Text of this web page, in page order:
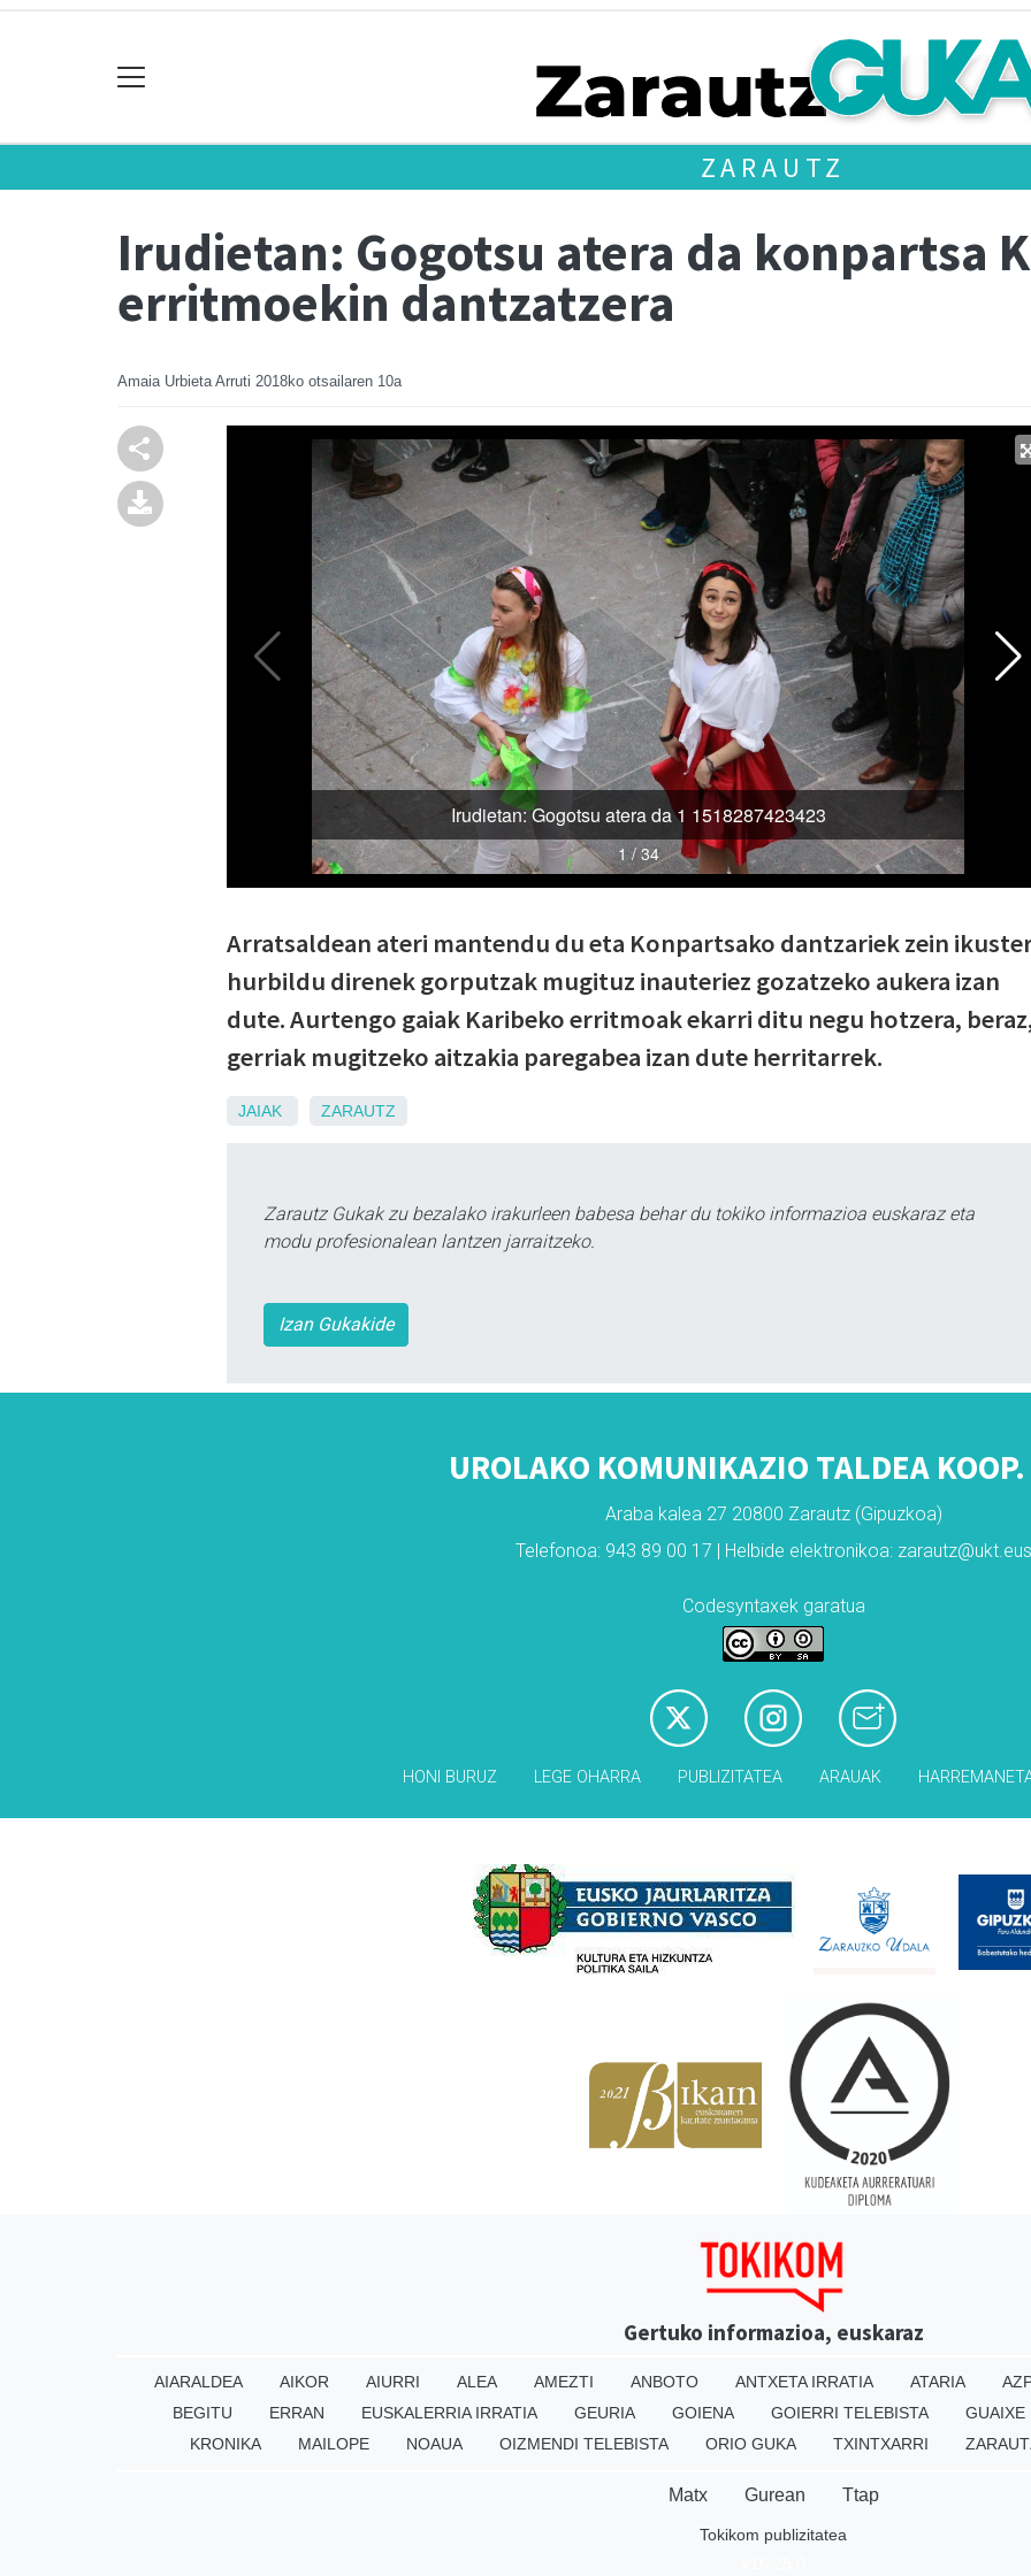
ZARAUTZ
Irudietan: Gogotsu atera da konpartsa
erritmoekin dantzatzera
Amaia Urbieta Arruti 2018ko otsailaren 10a
Arratsaldean ateri mantendu du eta Konpartsako dantzariek zein
hurbildu direnek gorputzak mugituz inauteriez gozatzeko aukera izan
dute. Aurtengo gaiak Karibeko erritmoak ekarri ditu negu hotzera,
gerriak mugitzeko aitzakia paregabea izan dute herritarrek.
JAIAK ZARAUTZ
Zarautz Gukak zu bezalako irakurleen babesa behar du tokiko informazioa euskaraz eta
modu profesionalean lantzen jarraitzeko.
Izan Gukakide
UROLAKO KOMUNIKAZIO TALDEA
Araba kalea 27 20800 Zarautz (Gipuzkoa)
Telefonoa: 943 89 00 17 | Helbide elektronikoa: zarautz@ukt.eus
Codesyntaxek garatua
HONI BURUZ LEGE OHARRA PUBLIZITATEA ARAUAK
Gertuko informazioa, euskaraz
AIARALDEA AIKOR AIURRI ALEA AMEZTI ANBOTO ANTXETA IRRATIA ATARIA
BEGITU
ERRAN EUSKALERRIA IRRATIA GEURIA GOIENA GOIERRI TELEBISTA
GUAIXE
KRONIKA
MAILOPE NOAUA OIZMENDI TELEBISTA ORIO GUKA TXINTXARRI
Matx Gurean Ttap
Tokikom publizitatea